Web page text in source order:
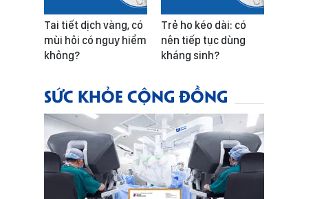
Tai tiết dịch vàng, có
mùi hôi có nguy hiểm
không?
Trẻ ho kéo dài: có
nên tiếp tục dùng
kháng sinh?
SỨC KHỎE CỘNG ĐỒNG